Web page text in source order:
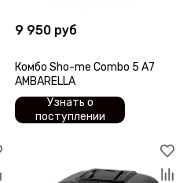
9 950 руб
Комбо Sho-me Combo 5 A7
AMBARELLA
Узнать о
поступлении